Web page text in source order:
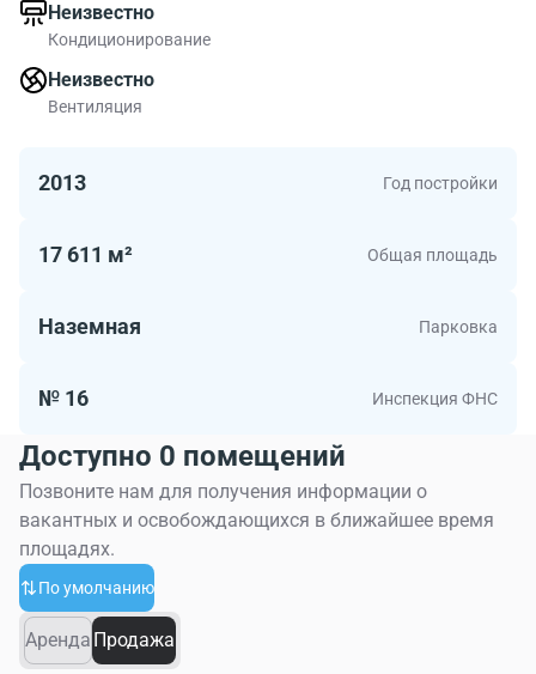
Неизвестно
Кондиционирование
Неизвестно
Вентиляция
2013 Год постройки
17 611 м² Общая площадь
Наземная Парковка
№ 16 Инспекция ФНС
Доступно 0 помещений
Позвоните нам для получения информации о
вакантных и освобождающихся в ближайшее время
площадях.
По умолчанию
Аренда Продажа